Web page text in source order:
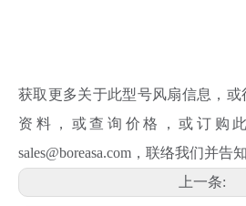
获取更多关于此型号风扇信息，
资料，或查询价格，或订购
sales@boreasa.com，联络我们并告
上一条:
F11938S